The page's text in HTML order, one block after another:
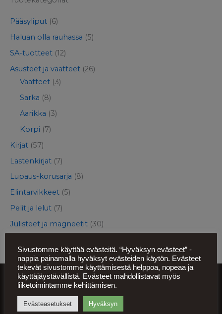
Pääsyliput (6)
Haluan olla rauhassa (5)
SA-tuotteet (12)
Asusteet ja vaatteet (26)
Vaatteet (3)
Sarka (8)
Aarikka (3)
Korpi (7)
Kirjat (57)
Lastenkirjat (7)
Lupaus-korusarja (8)
Elintarvikkeet (5)
Pelit ja lelut (7)
Julisteet ja magneetit (30)
info@muisti.org
Asiakaspalvelu ja tiedustelut
ma-pe klo 9-15
+358 50 552 4233
Sivustomme käyttää evästeitä. “Hyväksyn evästeet” -
nappia painamalla hyväksyt evästeiden käytön. Evästeet
tekevät sivustomme käyttämisestä helppoa, nopeaa ja
käyttäjäystävällistä. Evästeet mahdollistavat myös
liiketoimintamme kehittämisen.
Evästeasetukset Hyväksyn